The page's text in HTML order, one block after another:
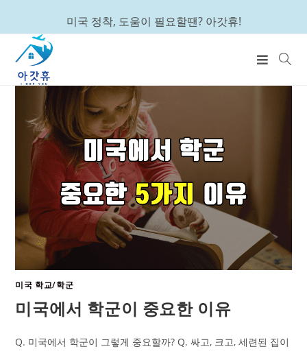
content
미국 정착, 도움이 필요할땐? 아갓휴!
미국 학교/학군
미국에서 학군이 중요한 이유
Q. 미국에서 학군이 그렇게 중요할까? Q. 싸고, 크고, 세련된 집이